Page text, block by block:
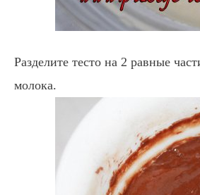
Разделите тесто на 2 равные
молока.